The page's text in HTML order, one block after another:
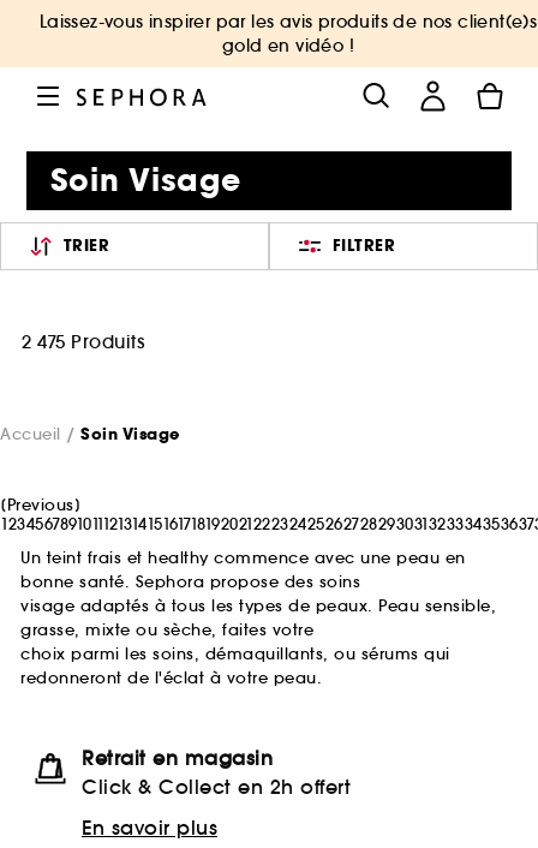
Laissez-vous inspirer par les avis produits de nos client(e)s
gold en vidéo !
Soin Visage
TRIER FILTRER
2 475 Produits
Accueil Soin Visage
[Previous]
12345678910111213141516171819202122232425262728293031323334353637
Un teint frais et healthy commence avec une peau en
bonne santé. Sephora propose des soins
visage adaptés à tous les types de peaux. Peau sensible,
grasse, mixte ou sèche, faites votre
choix parmi les soins, démaquillants, ou sérums qui
redonneront de l'éclat à votre peau.
Retrait en magasin
Click & Collect en 2h offert
En savoir plus